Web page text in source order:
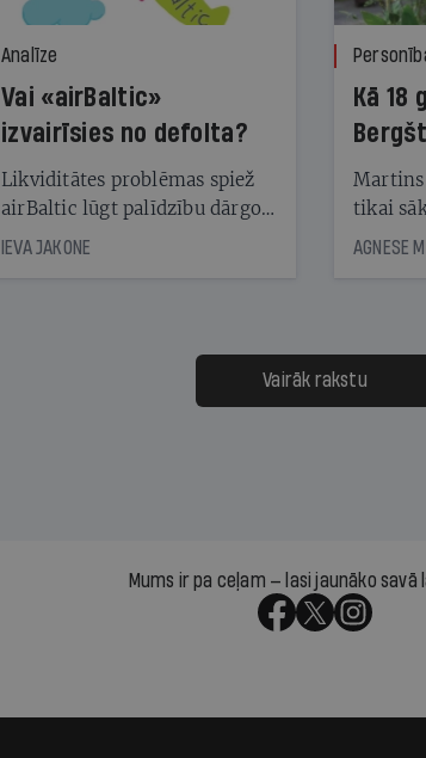
Analīze
Vai «airBaltic»
izvairīsies no defolta?
Likviditātes problēmas spiež
airBaltic lūgt palīdzību dārgo
obligāciju turētājiem, taču
samaksāt augstos procentus,
kas jāpārskaita jau trīs dienas
pirms nākamās sapulces
IEVA JAKONE
Kā 18
laika
Martins
tikai
bet
uzcītīga
atbalsts
AGNESE
Vairāk rakstu
Mums ir pa ceļam — lasi jaunāko savā